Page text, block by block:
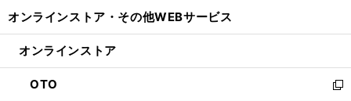
開
ン
ウ
で
ウ
ン
ド
オンラインストア・ その他WEBサービス
オンラインストア
OTO
新